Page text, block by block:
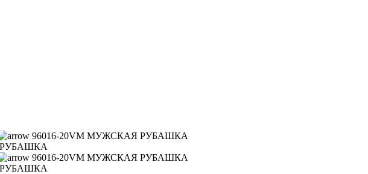
96016-20VM МУЖСКАЯ РУБАШКА
РУБАШКА
96016-20VM МУЖСКАЯ РУБАШКА
РУБАШКА